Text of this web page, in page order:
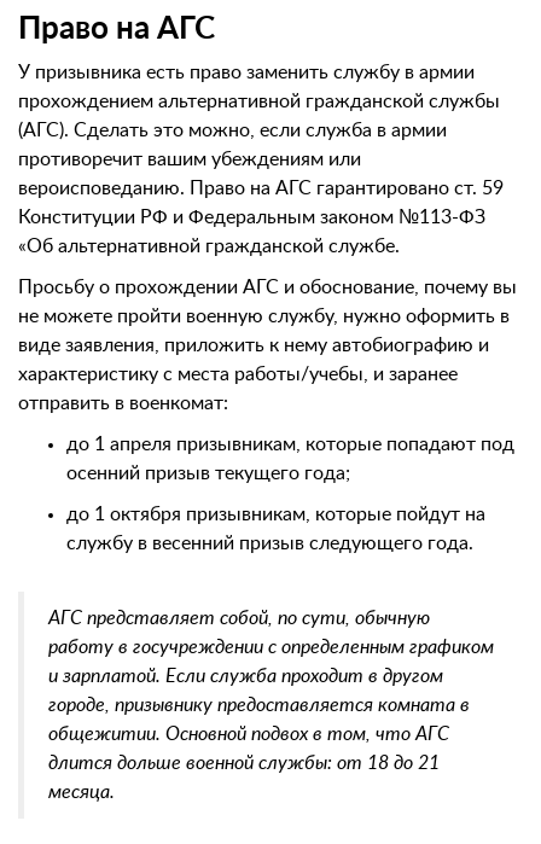
Право на АГС
У призывника есть право заменить службу в армии
прохождением альтернативной гражданской службы
(АГС). Сделать это можно, если служба в армии
противоречит вашим убеждениям или
вероисповеданию. Право на АГС гарантировано ст. 59
Конституции РФ и Федеральным законом №113-ФЗ
«Об альтернативной гражданской службе.
Просьбу о прохождении АГС и обоснование, почему вы
не можете пройти военную службу, нужно оформить в
виде заявления, приложить к нему автобиографию и
характеристику с места работы/учебы, и заранее
отправить в военкомат:
до 1 апреля призывникам, которые попадают под
осенний призыв текущего года;
до 1 октября призывникам, которые пойдут на
службу в весенний призыв следующего года.
АГС представляет собой, по сути, обычную
работу в госучреждении с определенным графиком
и зарплатой. Если служба проходит в другом
городе, призывнику предоставляется комната в
общежитии. Основной подвох в том, что АГС
длится дольше военной службы: от 18 до 21
месяца.